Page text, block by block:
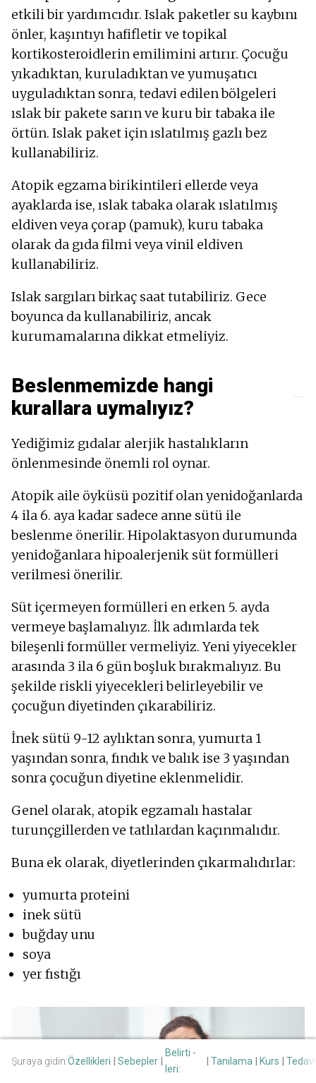
Şuraya gidin:Özellikleri Sebepler
Belirti -
leri:
Tanılama Kurs Tedavi
etkili bir yardımcıdır. Islak paketler su kaybını
önler, kaşıntıyı hafifletir ve topikal
kortikosteroidlerin emilimini artırır. Çocuğu
yıkadıktan, kuruladıktan ve yumuşatıcı
uyguladıktan sonra, tedavi edilen bölgeleri
ıslak bir pakete sarın ve kuru bir tabaka ile
örtün. Islak paket için ıslatılmış gazlı bez
kullanabiliriz.
Atopik egzama birikintileri ellerde veya
ayaklarda ise, ıslak tabaka olarak ıslatılmış
eldiven veya çorap (pamuk), kuru tabaka
olarak da gıda filmi veya vinil eldiven
kullanabiliriz.
Islak sargıları birkaç saat tutabiliriz. Gece
boyunca da kullanabiliriz, ancak
kurumamalarına dikkat etmeliyiz.
Beslenmemizde hangi
kurallara uymalıyız?
Yediğimiz gıdalar alerjik hastalıkların
önlenmesinde önemli rol oynar.
Atopik aile öyküsü pozitif olan yenidoğanlarda
4 ila 6. aya kadar sadece anne sütü ile
beslenme önerilir. Hipolaktasyon durumunda
yenidoğanlara hipoalerjenik süt formülleri
verilmesi önerilir.
Süt içermeyen formülleri en erken 5. ayda
vermeye başlamalıyız. İlk adımlarda tek
bileşenli formüller vermeliyiz. Yeni yiyecekler
arasında 3 ila 6 gün boşluk bırakmalıyız. Bu
şekilde riskli yiyecekleri belirleyebilir ve
çocuğun diyetinden çıkarabiliriz.
İnek sütü 9-12 aylıktan sonra, yumurta 1
yaşından sonra, fındık ve balık ise 3 yaşından
sonra çocuğun diyetine eklenmelidir.
Genel olarak, atopik egzamalı hastalar
turunçgillerden ve tatlılardan kaçınmalıdır.
Buna ek olarak, diyetlerinden çıkarmalıdırlar:
yumurta proteini
inek sütü
buğday unu
soya
yer fıstığı